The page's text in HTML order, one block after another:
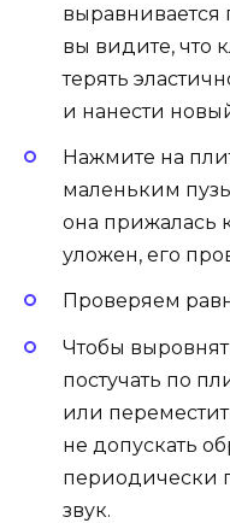
вы видите, что
терять
и нанести
Нажмите на
маленьким
она прижалась
уложен, его
Проверяем
Чтобы
постучать по
или
не допускать
периодически
звук.